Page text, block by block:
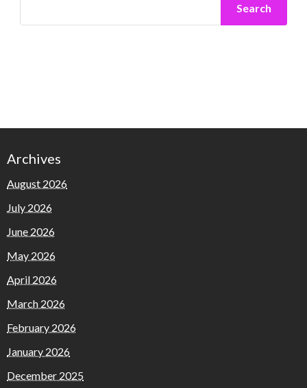
Search
Archives
August 2026
July 2026
June 2026
May 2026
April 2026
March 2026
February 2026
January 2026
December 2025